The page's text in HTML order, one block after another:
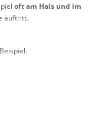
oft am Hals und im
auftritt.